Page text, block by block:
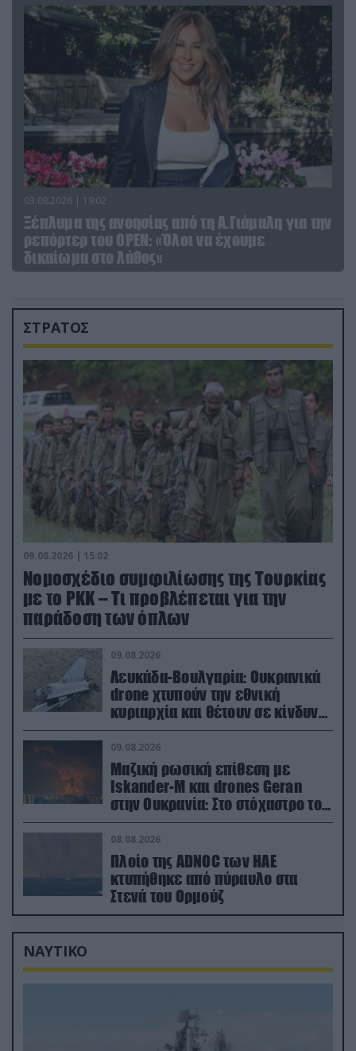
03.08.2026 | 19:02
Ξέπλυμα της ανοησίας από τη Α.Γιάμαλη για την
ρεπόρτερ του ΟΡΕΝ: «Όλοι να έχουμε
δικαίωμα στο λάθος»
ΣΤΡΑΤΟΣ
09.08.2026 | 15:02
Νομοσχέδιο συμφιλίωσης της Τουρκίας
με το ΡΚΚ – Τι προβλέπεται για την
παράδοση των όπλων
09.08.2026
Λευκάδα-Βουλγαρία: Ουκρανικά
drone χτυπούν την εθνική
κυριαρχία και θέτουν σε κίνδυνο
οικονομίες χωρών του ΝΑΤΟ
09.08.2026
Μαζική ρωσική επίθεση με
Iskander-M και drones Geran
στην Ουκρανία: Στο στόχαστρο το
εργοστάσιο των Flamingo
08.08.2026
Πλοίο της ADNOC των ΗΑΕ
κτυπήθηκε από πύραυλο στα
Στενά του Ορμούζ
ΝΑΥΤΙΚΟ